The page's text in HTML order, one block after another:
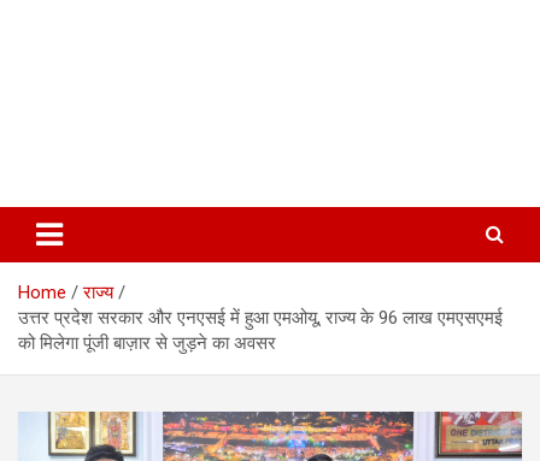
Home
राज्य
उत्तर प्रदेश सरकार और एनएसई में हुआ एमओयू, राज्य के 96 लाख एमएसएमई
को मिलेगा पूंजी बाज़ार से जुड़ने का अवसर